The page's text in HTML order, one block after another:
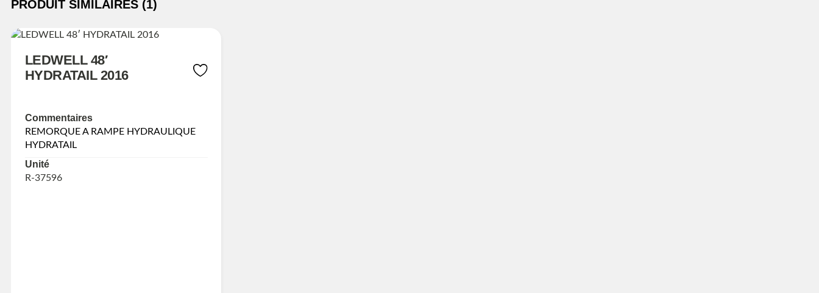
PRODUIT SIMILAIRES (1)
LEDWELL 48′
HYDRATAIL 2016
Commentaires
REMORQUE A RAMPE HYDRAULIQUE
HYDRATAIL
Unité
R-37596